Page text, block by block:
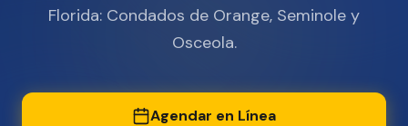
Florida: Condados de Orange, Seminole y
Osceola.
Agendar en Línea